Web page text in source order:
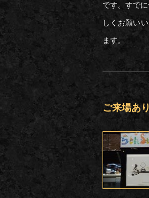
です。すで
しくお願い
ます。
ご来場あ